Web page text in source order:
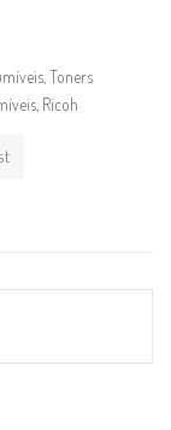
Toners
Ricoh